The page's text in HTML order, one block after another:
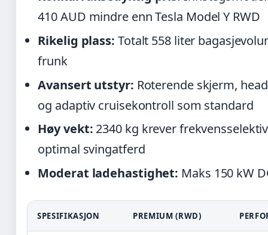
410 AUD mindre enn Tesla Model Y RWD
Rikelig plass: Totalt 558 liter
frunk
Avansert utstyr: Roterende skjerm,
og adaptiv cruisekontroll som standard
Høy vekt: 2340 kg krever
optimal svingatferd
Moderat ladehastighet: Maks 150 kW
SPESIFIKASJON PREMIUM (RWD)